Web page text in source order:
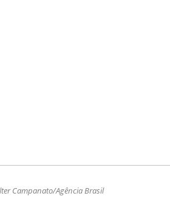
Campanato/Agência Brasil